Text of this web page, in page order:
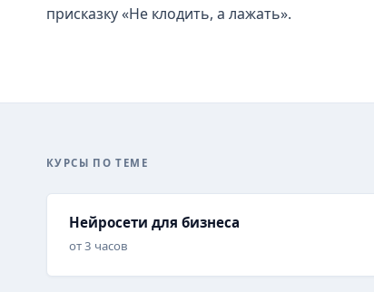
присказку «Не клодить, а лажать».
КУРСЫ ПО ТЕМЕ
Нейросети для бизнеса
от 3 часов